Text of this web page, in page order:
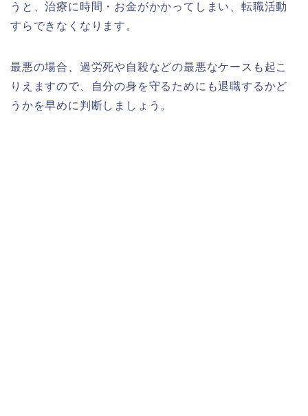
うと、治療に時間・お金がかかってしまい、転職活動
すらできなくなります。
最悪の場合、過労死や自殺などの最悪なケースも起こ
りえますので、自分の身を守るためにも退職するかど
うかを早めに判断しましょう。